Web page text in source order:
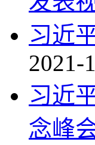
习近
2021-
习近
念峰